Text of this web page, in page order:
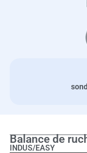
Balance de
INDUS/EASY